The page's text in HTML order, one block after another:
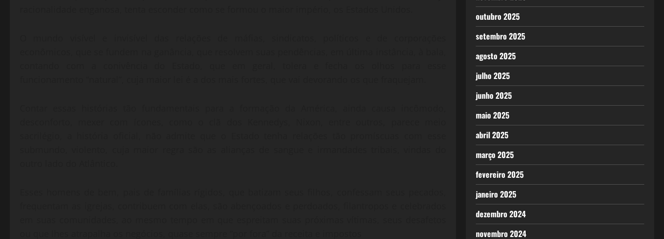
outubro 2025
setembro 2025
agosto 2025
julho 2025
junho 2025
maio 2025
abril 2025
março 2025
fevereiro 2025
janeiro 2025
dezembro 2024
novembro 2024